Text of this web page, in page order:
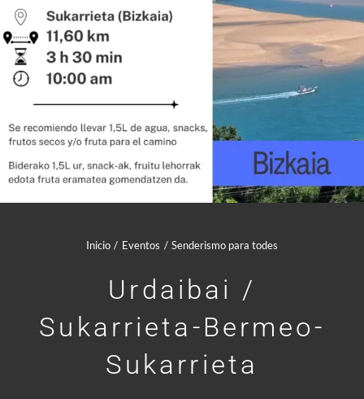
Contacto
Cesta
Inicio Eventos Senderismo para todes
Urdaibai /
Sukarrieta-Bermeo-
Sukarrieta